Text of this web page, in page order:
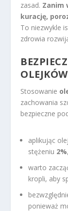
zasad. Zanim
kurację,
To niezwykle
zdrowia
Stosowanie
zachowania
bezpieczne
aplikując
stężeniu 2%,
warto
kropli, aby
ponieważ